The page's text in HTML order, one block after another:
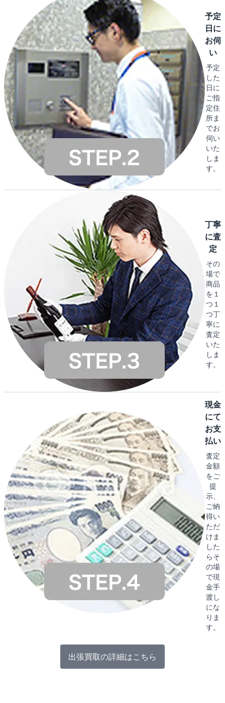
予定
日に
お伺
い
予定
した
日に
ご指
定住
所ま
でお
伺い
いた
しま
す。
丁寧
に査
定
その
場で
商品
を１
つ１
つ丁
寧に
査定
いた
しま
す。
現金
にて
お支
払い
査定
金額
をご
提
示、
ご納
得い
ただ
けま
した
らそ
の場
で現
金手
渡し
にな
りま
す。
出張買取の詳細はこちら